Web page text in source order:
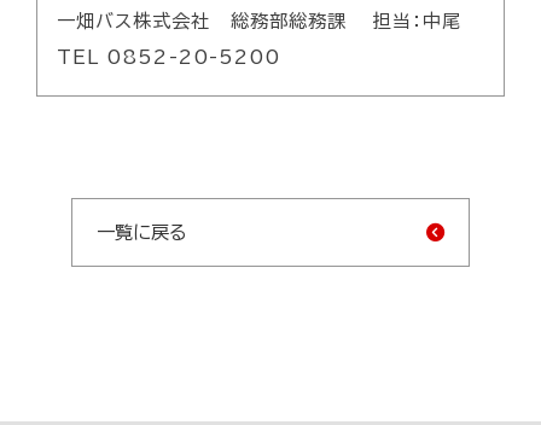
一畑バス株式会社 総務部総務課 担当：中尾
TEL 0852-20-5200
一覧に戻る